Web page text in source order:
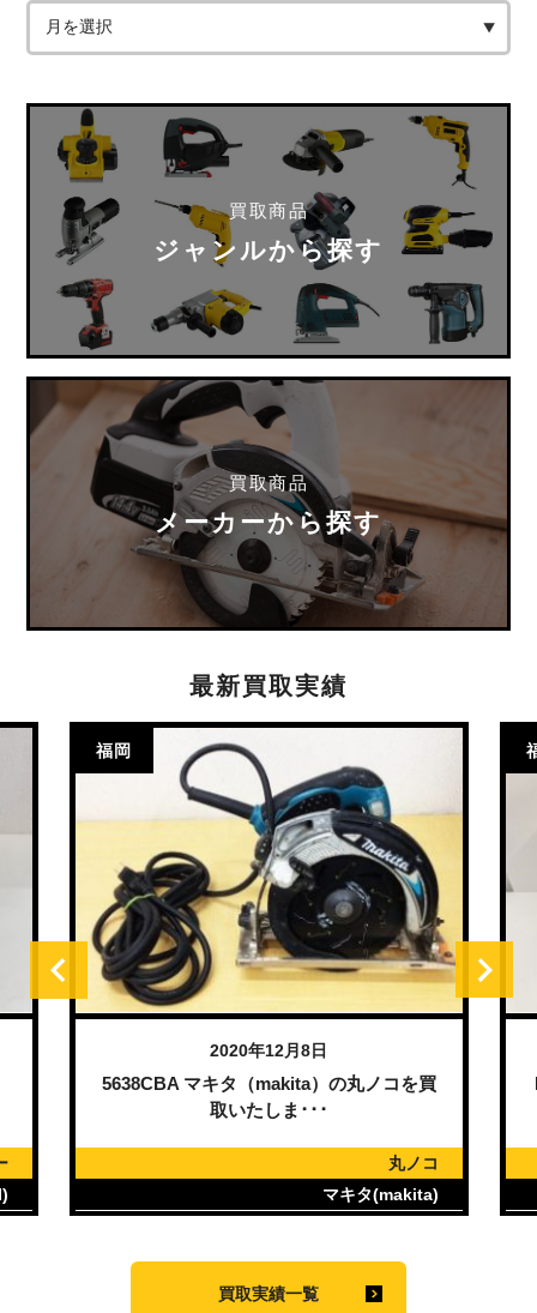
買取商品
ジャンルから探す
買取商品
メーカーから探す
最新買取実績
福岡
2020年12月8日
5638CBA マキタ（makita）の丸ノコを買
取いたしま･･･
丸ノコ
マキタ(makita)
買取実績一覧